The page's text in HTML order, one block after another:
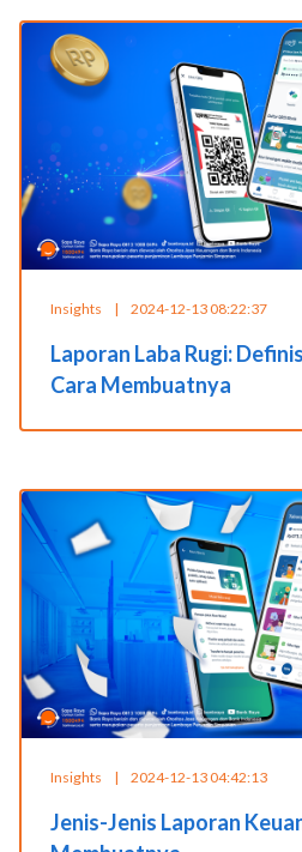
Insights | 2024-12-13 08:22:37
Laporan Laba Rugi:
Cara Membuatnya
Insights | 2024-12-13 04:42:13
Jenis-Jenis Laporan